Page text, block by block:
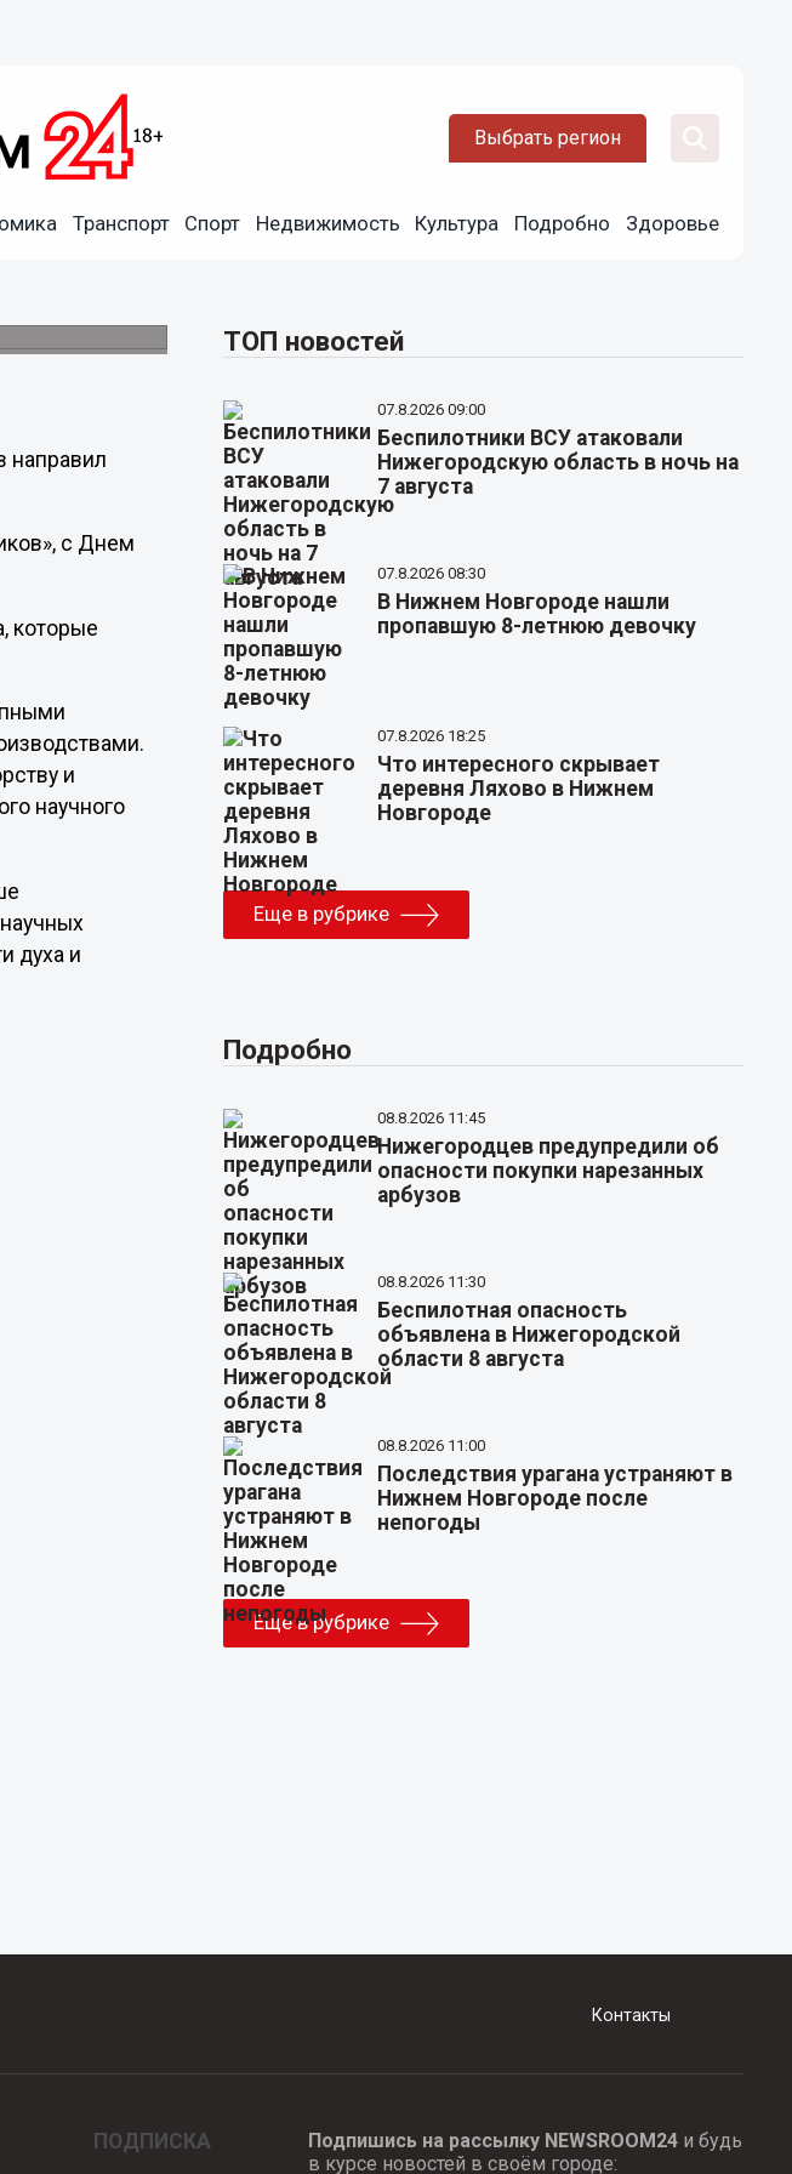
Выбрать регион
Транспорт Спорт Недвижимость Культура Подробно Здоровье
направил
с Днем
которые
и
научного
духа и
ТОП новостей
07.8.2026 09:00
Беспилотники ВСУ атаковали
Нижегородскую область в ночь на
7 августа
07.8.2026 08:30
В Нижнем Новгороде нашли
пропавшую 8-летнюю девочку
07.8.2026 18:25
Что интересного скрывает
деревня Ляхово в Нижнем
Новгороде
Еще в рубрике
Подробно
08.8.2026 11:45
Нижегородцев предупредили об
опасности покупки нарезанных
арбузов
08.8.2026 11:30
Беспилотная опасность
объявлена в Нижегородской
области 8 августа
08.8.2026 11:00
Последствия урагана устраняют в
Нижнем Новгороде после
непогоды
Еще в рубрике
Контакты
ПОДПИСКА Подпишись на рассылку NEWSROOM24и будь
в курсе новостей в своём городе: